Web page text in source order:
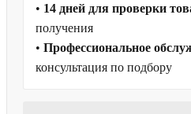
• 14 дней для проверки
получения
• Профессиональное
консультация по подбору